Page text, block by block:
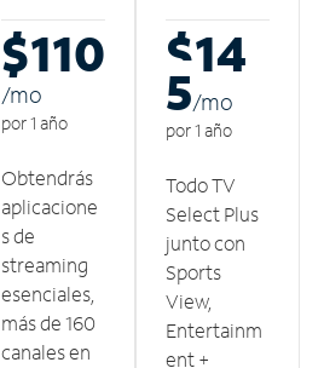
$110
/mo
por 1 año
Obtendrás
aplicacione
s de
streaming
esenciales,
más de 160
canales en
$14
5/mo
por 1 año
Todo TV
Select Plus
junto con
Sports
View,
Entertainm
ent +